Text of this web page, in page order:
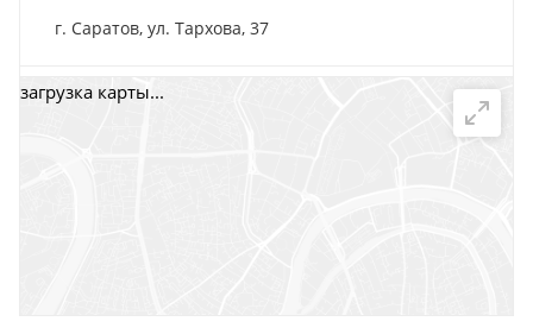
г. Саратов, ул. Тархова, 37
г. Саратов, пр-т. 50 лет Октября, 118Д, помещ. 15
загрузка карты...